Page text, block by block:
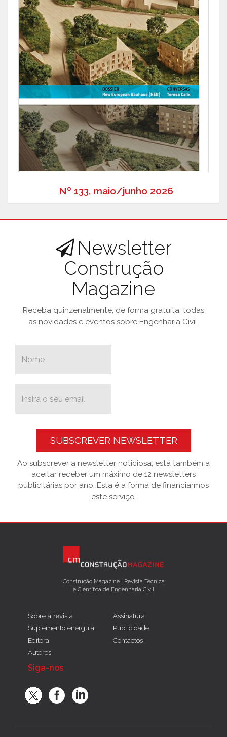
Nº 133, maio/junho 2026
Newsletter
Construção
Magazine
Receba quinzenalmente, de forma gratuita, todas
as novidades e eventos sobre Engenharia Civil.
SUBSCREVER NEWSLETTER
Ao subscrever a newsletter noticiosa, está também a
aceitar receber um máximo de 12 newsletters
publicitárias por ano. Esta é a forma de financiarmos
este serviço.
Construção Magazine | Revista Técnica
e Científica de Engenharia Civil
Sobre a revista
Suplemento energuia
Editora
Autores
Assinatura
Publicidade
Contactos
Siga-nos